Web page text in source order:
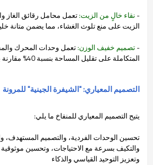
- نقاء خالٍ من الزيت:تعمل محامل رقائق الغاز
الزيت على منع تلوث الغشاء، مما يضمن متانة
-تصميم خفيف الوزن:تعمل وحدات المحرك
المتكاملة على تقليل المساحة بنسبة 40% مقارنة بالتصميمات التقليدية.
التصميم المعياري: "الشيفرة الجينية" للمرونة
يتيح التصميم المعياري للمنفاخ ما يلي:
تحسين الوحدات الفردية، والتصميم المستهدف،
والتكيف بسرعة مع الاحتياجات، وتحسين موثوقية
وتعزيز التوحيد القياسي والذكاء